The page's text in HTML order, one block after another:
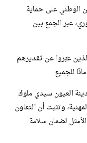
الوطني على حماية
عبر الجمع بين
عبّروا عن تقديرهم
للجميع.
العيون سيدي ملوك
وتثبت أن التعاون
لضمان سلامة